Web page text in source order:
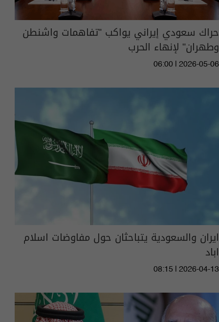
حراك سعودي إيراني يواكب "تفاهمات واشنطن
وطهران" لإنهاء الحرب
06:00 | 2026-05-06
ايران والسعودية يتباحثان حول مفاوضات اسلام
اباد
08:15 | 2026-04-13